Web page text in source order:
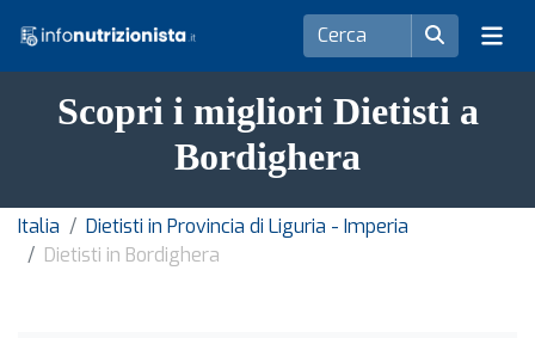
Scopri i migliori Dietisti a
Bordighera
Italia
Dietisti in Provincia di Liguria - Imperia
Dietisti in Bordighera